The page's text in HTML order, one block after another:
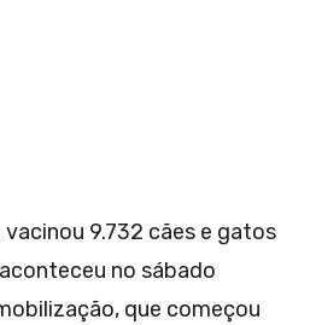
9.732 cães e gatos
no sábado
que começou